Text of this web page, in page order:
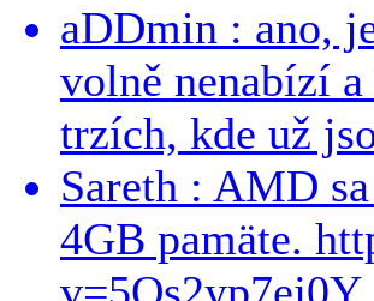
aDDmin : ano,
volně nenabízí
trzích, kde už
Sareth : AMD
4GB pamäte.